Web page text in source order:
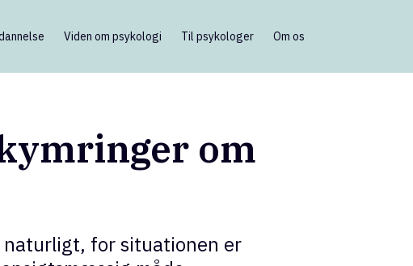
Viden om psykologi Til psykologer Om os
om
naturligt, for situationen er